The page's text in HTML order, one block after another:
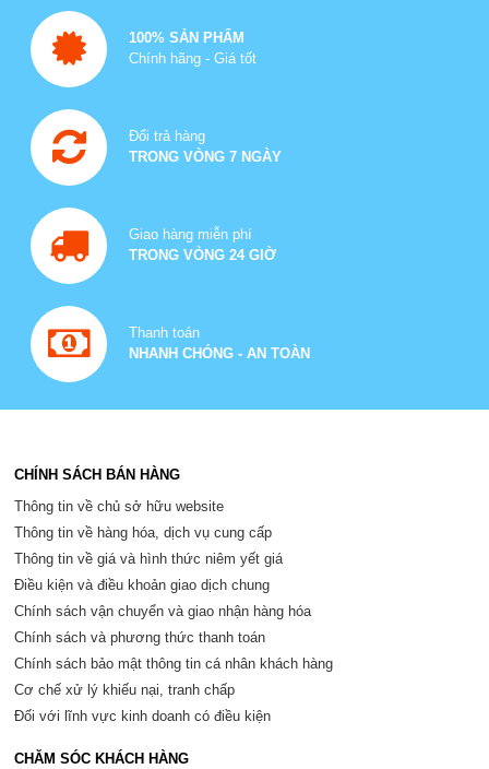
100% SẢN PHẨM
Chính hãng - Giá tốt
Đổi trả hàng
TRONG VÒNG 7 NGÀY
Giao hàng miễn phí
TRONG VÒNG 24 GIỜ
Thanh toán
NHANH CHÓNG - AN TOÀN
CHÍNH SÁCH BÁN HÀNG
Thông tin về chủ sở hữu website
Thông tin về hàng hóa, dịch vụ cung cấp
Thông tin về giá và hình thức niêm yết giá
Điều kiện và điều khoản giao dịch chung
Chính sách vận chuyển và giao nhận hàng hóa
Chính sách và phương thức thanh toán
Chính sách bảo mật thông tin cá nhân khách hàng
Cơ chế xử lý khiếu nại, tranh chấp
Đối với lĩnh vực kinh doanh có điều kiện
CHĂM SÓC KHÁCH HÀNG